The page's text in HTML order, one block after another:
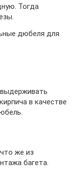
Тогда
дюбеля для
в качестве
же из
багета.